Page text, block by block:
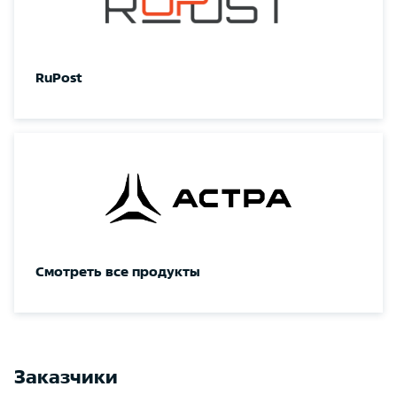
RuPost
Смотреть все продукты
Заказчики